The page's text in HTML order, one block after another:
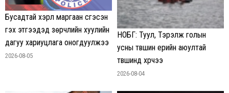
Бусадтай хэрүүл маргаан үүсгэсэн
гэх этгээдэд зөрчлийн хуулийн
дагуу хариуцлага оногдуулжээ
2026-08-05
НОБГ: Туул, Тэрэлж голын
усны түвшин үерийн аюултай
түвшинд хүрчээ
2026-08-04